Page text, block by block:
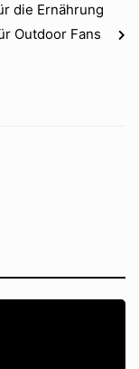
die Ernährung
Outdoor Fans